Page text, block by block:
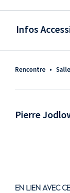
Rencontre •
Pierre
EN LIEN AVEC
Infos